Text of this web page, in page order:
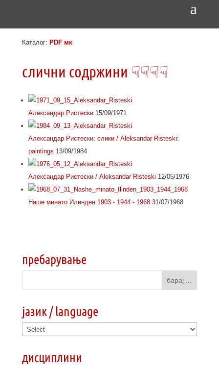
Каталог: PDF мк
слични содржини ☟☟☟☟
Александар Ристески15/09/1971
Александар Ристески: слики / Aleksandar Risteski:
paintings 13/09/1984
Александар Ристески / Aleksandar Risteski 12/05/1976
Наше минато Илинден 1903 - 1944 - 196831/07/1968
пребарување
јазик / language
дисциплини